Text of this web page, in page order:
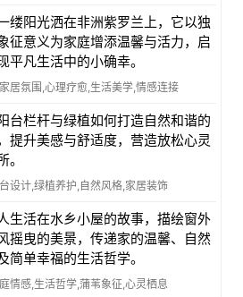
缕阳光洒在非洲紫罗兰上，它以独
征意义为家庭增添温馨与活力，启
平凡生活中的小确幸。
居氛围,心理疗愈,生活美学,情感连接
台栏杆与绿植如何打造自然和谐的
提升美感与舒适度，营造放松心灵
。
设计,绿植养护,自然风格,家居装饰
生活在水乡小屋的故事，描绘窗外
摇曳的美景，传递家的温馨、自然
简单幸福的生活哲学。
情感,生活哲学,蒲苇象征,心灵栖息